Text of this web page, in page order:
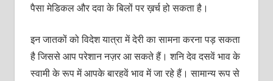
पैसा मेडिकल और दवा के बिलों पर ख़र्च हो सकता है।
इन जातकों को विदेश यात्रा में देरी का सामना करना पड़ सकता
है जिससे आप परेशान नज़र आ सकते हैं। शनि देव दसवें भाव के
स्वामी के रूप में आपके बारहवें भाव में जा रहे हैं। सामान्य रूप से